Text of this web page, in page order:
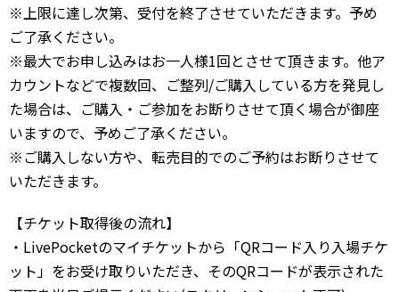
※上限に達し次第、受付を終了させていただきます。予め
ご了承ください。
※最大でお申し込みはお一人様1回とさせて頂きます。他ア
カウントなどで複数回、ご整列/ご購入している方を発見し
た場合は、ご購入・ご参加をお断りさせて頂く場合が御座
いますので、予めご了承ください。
※ご購入しない方や、転売目的でのご予約はお断りさせて
いただきます。
【チケット取得後の流れ】
・LivePocketのマイチケットから「QRコード入り入場チケ
ット」をお受け取りいただき、そのQRコードが表示された